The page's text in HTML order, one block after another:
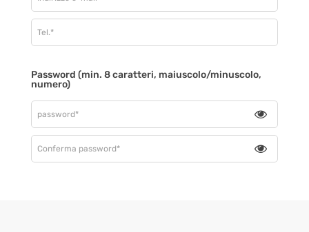
Password (min. 8 caratteri, maiuscolo/minuscolo,
numero)
Toggle
Toggle